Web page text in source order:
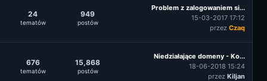
24
tematów
949
postów
Problem z zalogowaniem si...
15-03-2017 17:12
przez Czaq
676
tematów
15,868
postów
Niedziałające domeny - Ko...
18-06-2018 15:24
przez Kiljan